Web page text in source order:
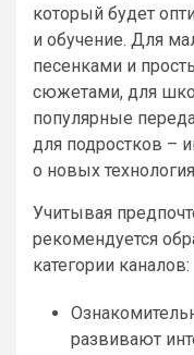
который будет
и обучение. Для
песенками и
сюжетами, для
популярные
для подростков –
о новых
Учитывая
рекомендуется
категории каналов:
развивают